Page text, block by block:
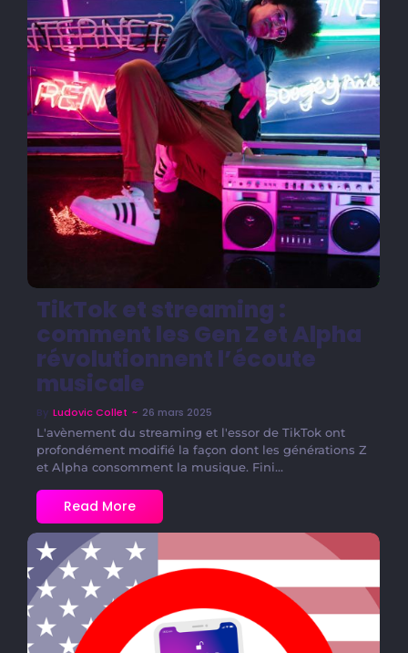
TikTok et streaming :
comment les Gen Z et Alpha
révolutionnent l’écoute
musicale
By Ludovic Collet ~ 26 mars 2025
L'avènement du streaming et l'essor de TikTok ont
profondément modifié la façon dont les générations Z
et Alpha consomment la musique. Fini...
Read More